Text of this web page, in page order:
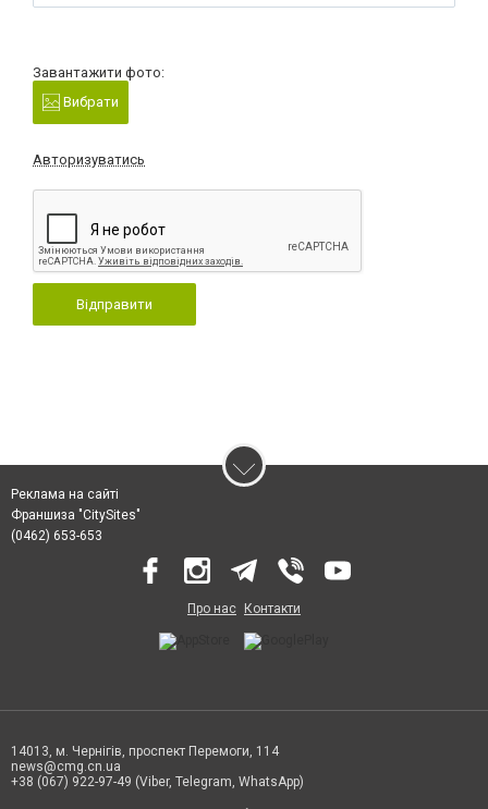
Завантажити фото:
Вибрати
Авторизуватись
Відправити
Реклама на сайті
Франшиза "CitySites"
(0462) 653-653
Про нас Контакти
14013, м. Чернігів, проспект Перемоги, 114
news@cmg.cn.ua
+38 (067) 922-97-49 (Viber, Telegram, WhatsApp)